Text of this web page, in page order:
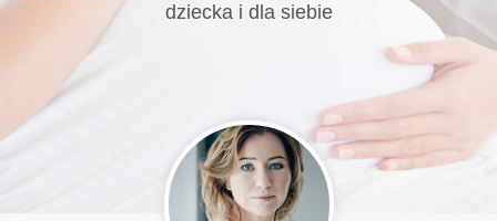
dziecka i dla siebie